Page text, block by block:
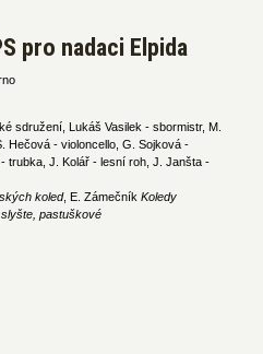
pro nadaci Elpida
sdružení, Lukáš Vasilek - sbormistr, M.
Hečová - violoncello, G. Sojková -
trubka, J. Kolář - lesní roh, J. Janšta -
koled, E. ZámečníkKoledy
pastuškové